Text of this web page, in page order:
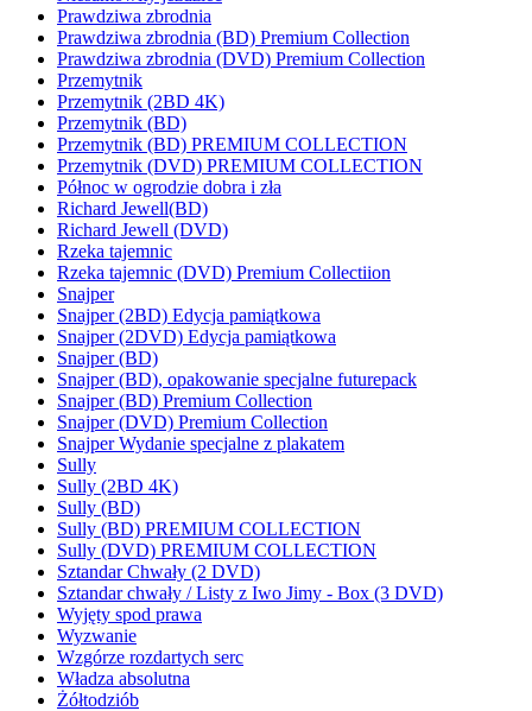
Prawdziwa zbrodnia
Prawdziwa zbrodnia (BD) Premium Collection
Prawdziwa zbrodnia (DVD) Premium Collection
Przemytnik
Przemytnik (2BD 4K)
Przemytnik (BD)
Przemytnik (BD) PREMIUM COLLECTION
Przemytnik (DVD) PREMIUM COLLECTION
Północ w ogrodzie dobra i zła
Richard Jewell(BD)
Richard Jewell (DVD)
Rzeka tajemnic
Rzeka tajemnic (DVD) Premium Collectiion
Snajper
Snajper (2BD) Edycja pamiątkowa
Snajper (2DVD) Edycja pamiątkowa
Snajper (BD)
Snajper (BD), opakowanie specjalne futurepack
Snajper (BD) Premium Collection
Snajper (DVD) Premium Collection
Snajper Wydanie specjalne z plakatem
Sully
Sully (2BD 4K)
Sully (BD)
Sully (BD) PREMIUM COLLECTION
Sully (DVD) PREMIUM COLLECTION
Sztandar Chwały (2 DVD)
Sztandar chwały / Listy z Iwo Jimy - Box (3 DVD)
Wyjęty spod prawa
Wyzwanie
Wzgórze rozdartych serc
Władza absolutna
Żółtodziób